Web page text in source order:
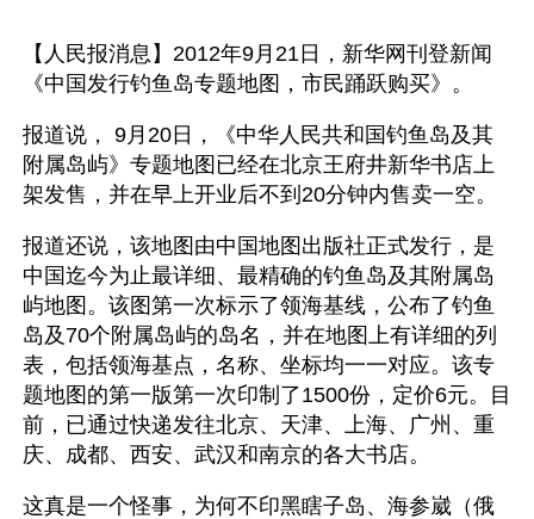
【人民报消息】2012年9月21日，新华网刊登新闻
《中国发行钓鱼岛专题地图，市民踊跃购买》。
报道说， 9月20日，《中华人民共和国钓鱼岛及其
附属岛屿》专题地图已经在北京王府井新华书店上
架发售，并在早上开业后不到20分钟内售卖一空。
报道还说，该地图由中国地图出版社正式发行，是
中国迄今为止最详细、最精确的钓鱼岛及其附属岛
屿地图。该图第一次标示了领海基线，公布了钓鱼
岛及70个附属岛屿的岛名，并在地图上有详细的列
表，包括领海基点，名称、坐标均一一对应。该专
题地图的第一版第一次印制了1500份，定价6元。目
前，已通过快递发往北京、天津、上海、广州、重
庆、成都、西安、武汉和南京的各大书店。
这真是一个怪事，为何不印黑瞎子岛、海参崴（俄